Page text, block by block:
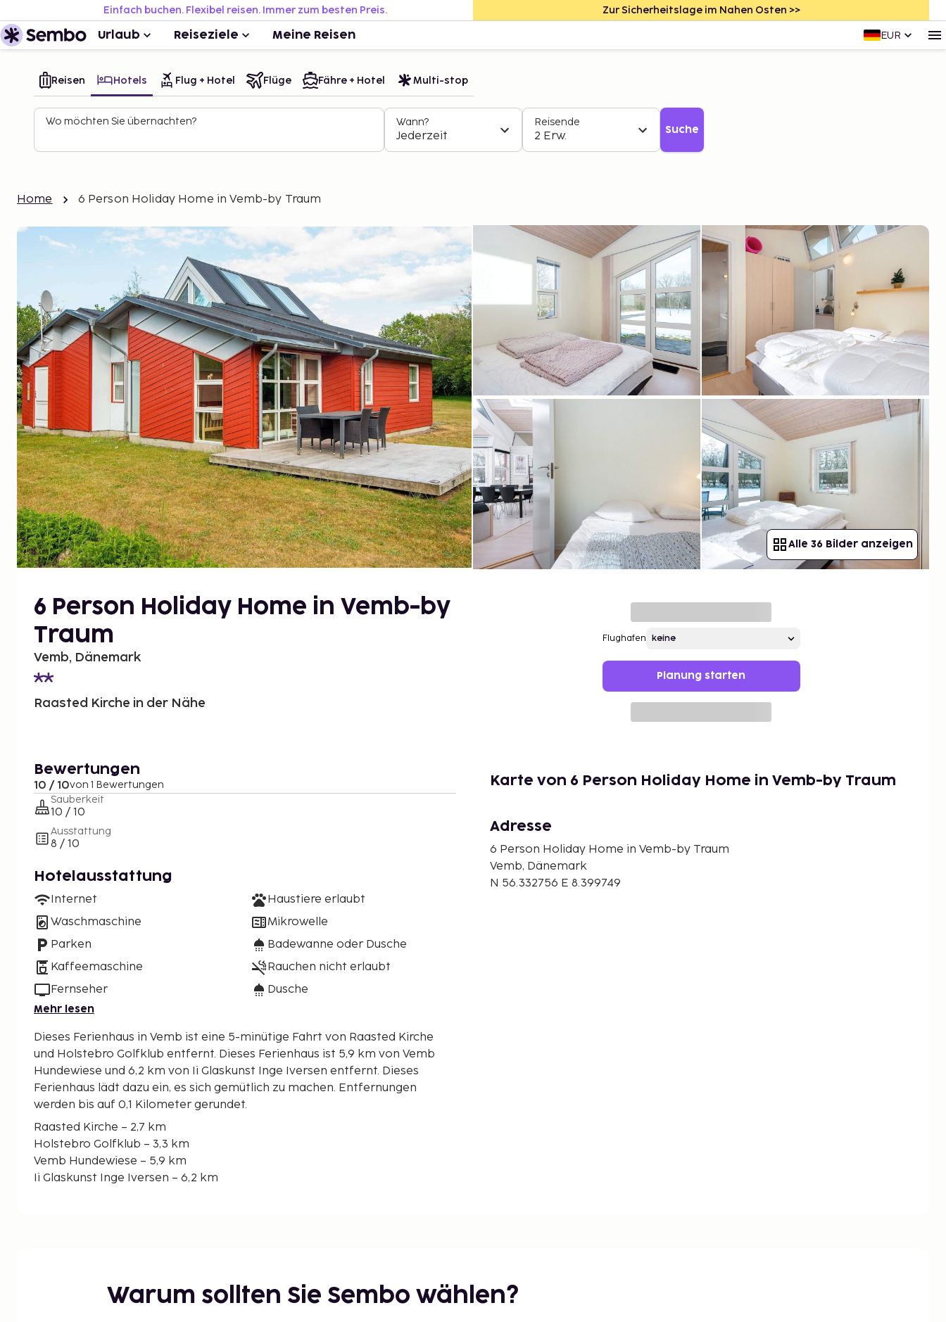
Einfach buchen. Flexibel reisen. Immer zum besten Preis. Zur Sicherheitslage im Nahen Osten >>
Urlaub Reiseziele Meine Reisen EUR
Reisen Hotels Flug + Hotel Flüge Fähre + Hotel Multi-stop
Wo möchten Sie übernachten? Wann?
Jederzeit
Reisende
2 Erw. Suche
Home 6 Person Holiday Home in Vemb-by Traum
Alle 36 Bilder anzeigen
6 Person Holiday Home in Vemb-by
Traum
Vemb, Dänemark
Raasted Kirche in der Nähe
Flughafen
Planung starten
Bewertungen
10 / 10von 1 Bewertungen
Sauberkeit
10 / 10
Ausstattung
8 / 10
Hotelausstattung
Internet
Waschmaschine
Parken
Kaffeemaschine
Fernseher
Haustiere erlaubt
Mikrowelle
Badewanne oder Dusche
Rauchen nicht erlaubt
Dusche
Mehr lesen
Dieses Ferienhaus in Vemb ist eine 5-minütige Fahrt von Raasted Kirche
und Holstebro Golfklub entfernt. Dieses Ferienhaus ist 5,9 km von Vemb
Hundewiese und 6,2 km von Ii Glaskunst Inge Iversen entfernt. Dieses
Ferienhaus lädt dazu ein, es sich gemütlich zu machen. Entfernungen
werden bis auf 0,1 Kilometer gerundet.
Raasted Kirche – 2,7 km
Holstebro Golfklub – 3,3 km
Vemb Hundewiese – 5,9 km
Ii Glaskunst Inge Iversen – 6,2 km
Vestjydsk Fritidscenter – 11,5 km
Karte von 6 Person Holiday Home in Vemb-by Traum
Adresse
6 Person Holiday Home in Vemb-by Traum
Vemb, Dänemark
N 56.332756 E 8.399749
Warum sollten Sie Sembo wählen?